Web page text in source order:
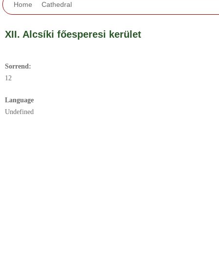
Home Cathedral
XII. Alcsíki főesperesi kerület
Sorrend:
12
Language
Undefined